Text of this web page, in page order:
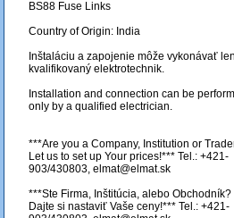
BS88 Fuse Links
Country of Origin: India
Inštaláciu a zapojenie môže vykonávať
kvalifikovaný elektrotechnik.
Installation and connection can be
only by a qualified electrician.
***Are you a Company, Institution or
Let us to set up Your prices!*** Tel.: +421-
903/430803, elmat@elmat.sk
***Ste Firma, Inštitúcia, alebo Obchodník?
Dajte si nastaviť Vaše ceny!*** Tel.: +421-